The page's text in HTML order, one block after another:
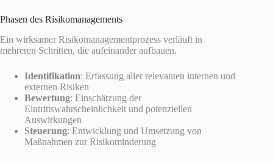
Phasen des Risikomanagements
Ein wirksamer Risikomanagementprozess verläuft in
mehreren Schritten, die aufeinander aufbauen.
Identifikation: Erfassung aller relevanten internen und
externen Risiken
Bewertung: Einschätzung der
Eintrittswahrscheinlichkeit und potenziellen
Auswirkungen
Steuerung: Entwicklung und Umsetzung von
Maßnahmen zur Risikominderung